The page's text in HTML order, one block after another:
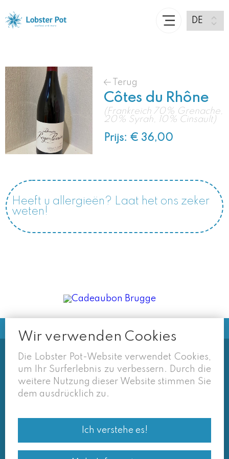
Terug
Côtes du Rhône
(Frankreich 70% Grenache,
20% Syrah, 10% Cinsault)
Prijs: € 36,00
Heeft u allergieën? Laat het ons zeker
weten!
Soms vermelden derden sites
(google/overzichtssites) een tarief dat niet meer
van toepassing is. Enkel de prijzen op onze eigen
recht voor om ook van daar geafficheerde prijzen
af te wijken.
© Lobster Pot 2026
Wir verwenden Cookies
Die Lobster Pot-Website verwendet Cookies,
um Ihr Surferlebnis zu verbessern. Durch die
weitere Nutzung dieser Website stimmen Sie
dem ausdrücklich zu.
Ich verstehe es!